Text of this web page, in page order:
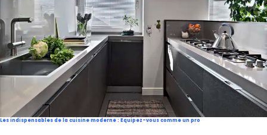
Les indispensables de la cuisine moderne : Equipez-vous comme un pro